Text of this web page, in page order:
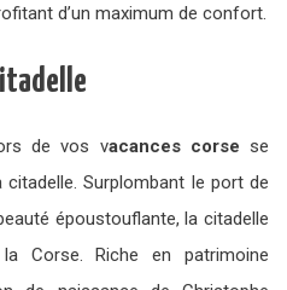
d’un maximum de confort.
de vos vacances corse se
Surplombant le port de
époustouflante, la citadelle
Corse. Riche en patrimoine